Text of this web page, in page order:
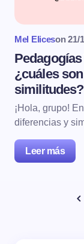
Mel Eliceson 21/
¿cuáles
similitudes?
¡Hola, grupo!
diferencias y
Leer más